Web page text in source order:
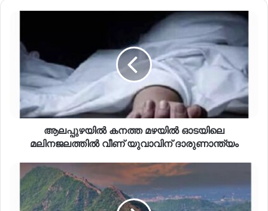
ആലപ്പുഴയിൽ കനത്ത മഴയിൽ ഓടയിലെ
മലിനജലത്തിൽ വീണ് യുവാവിന് ദാരുണാന്ത്യം